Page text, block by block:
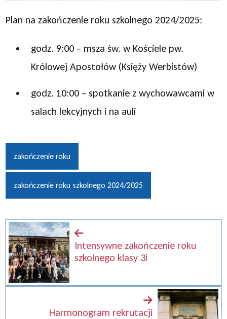
Plan na zakończenie roku szkolnego 2024/2025:
godz. 9:00 – msza św. w Kościele pw.
Królowej Apostołów (Księży Werbistów)
godz. 10:00 – spotkanie z wychowawcami w
salach lekcyjnych i na auli
zakończenie roku
zakończenie roku szkolnego 2024/2025
Intensywne zakończenie roku
szkolnego klasy 3i
Harmonogram rekrutacji